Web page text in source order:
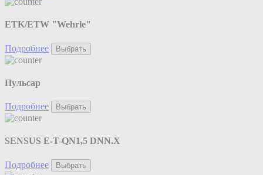
ETK/ETW "Wehrle"
Подробнее Выбрать
Пульсар
Подробнее Выбрать
SENSUS E-T-QN1,5 DNN.X
Подробнее Выбрать